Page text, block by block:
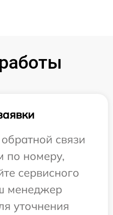
связи
по номеру,
сервисного
менеджер
уточнения